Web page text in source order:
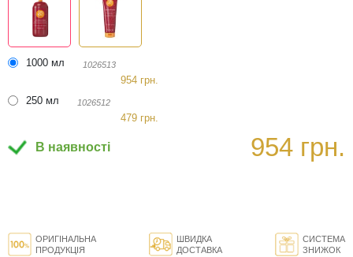
1000 мл 1026513
954 грн.
250 мл
1026512
479 грн.
В наявності 954 грн.
ОРИГІНАЛЬНА
ПРОДУКЦІЯ
ШВИДКА
ДОСТАВКА
СИСТЕМА
ЗНИЖОК